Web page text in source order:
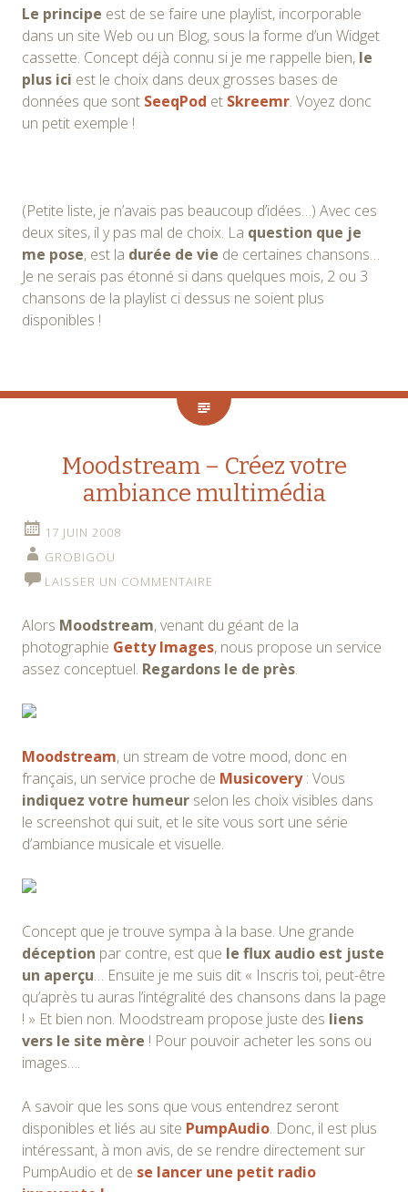
Le principe est de se faire une playlist, incorporable
dans un site Web ou un Blog, sous la forme d’un Widget
cassette. Concept déjà connu si je me rappelle bien, le
plus ici est le choix dans deux grosses bases de
données que sont SeeqPod et Skreemr. Voyez donc
un petit exemple !
(Petite liste, je n’avais pas beaucoup d’idées…) Avec ces
deux sites, il y pas mal de choix. La question que je
me pose, est la durée de vie de certaines chansons…
Je ne serais pas étonné si dans quelques mois, 2 ou 3
chansons de la playlist ci dessus ne soient plus
disponibles !
Moodstream – Créez votre
ambiance multimédia
17 JUIN 2008
GROBIGOU
LAISSER UN COMMENTAIRE
Alors Moodstream, venant du géant de la
photographie Getty Images, nous propose un service
assez conceptuel. Regardons le de près.
Moodstream, un stream de votre mood, donc en
français, un service proche de Musicovery: Vous
indiquez votre humeur selon les choix visibles dans
le screenshot qui suit, et le site vous sort une série
d’ambiance musicale et visuelle.
Concept que je trouve sympa à la base. Une grande
déception par contre, est que le flux audio est juste
un aperçu… Ensuite je me suis dit « Inscris toi, peut-être
qu’après tu auras l’intégralité des chansons dans la page
! » Et bien non. Moodstream propose juste des liens
vers le site mère ! Pour pouvoir acheter les sons ou
images….
A savoir que les sons que vous entendrez seront
disponibles et liés au site PumpAudio. Donc, il est plus
intéressant, à mon avis, de se rendre directement sur
PumpAudio et de se lancer une petit radio